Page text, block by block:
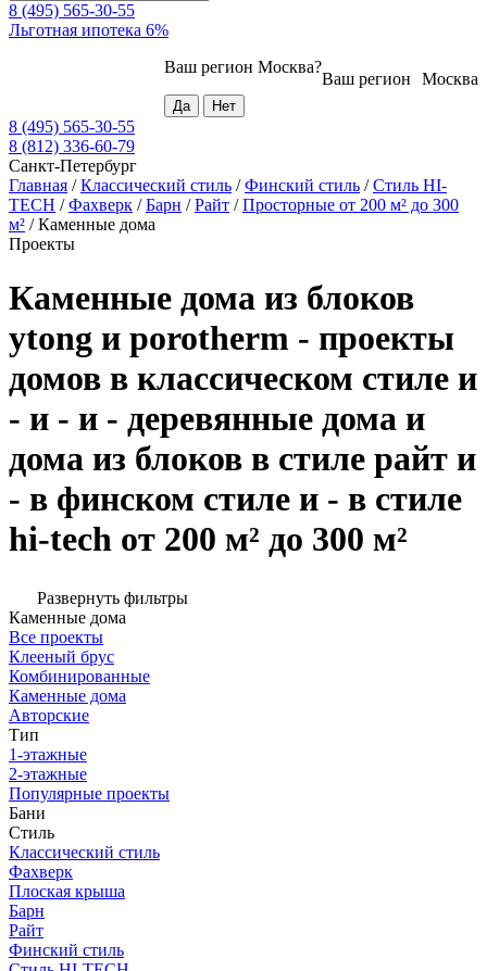
8 (495) 565-30-55
Льготная ипотека 6%
Москва
Ваш регион
Ваш регион Москва?
8 (495) 565-30-55
8 (812) 336-60-79
Санкт-Петербург
Главная /Классический стиль /Финский стиль /Стиль HI-
TECH /Фахверк /Барн /Райт /Просторные от 200 м² до 300
м² /Каменные дома
Проекты
Каменные дома из блоков
ytong и porotherm - проекты
домов в классическом стиле и
- и - и - деревянные дома и
дома из блоков в стиле райт и
- в финском стиле и - в стиле
hi-tech от 200 м² до 300 м²
Развернуть фильтры
Каменные дома
Все проекты
Клееный брус
Комбинированные
Каменные дома
Авторские
Тип
1-этажные
2-этажные
Популярные проекты
Бани
Стиль
Классический стиль
Фахверк
Плоская крыша
Барн
Райт
Финский стиль